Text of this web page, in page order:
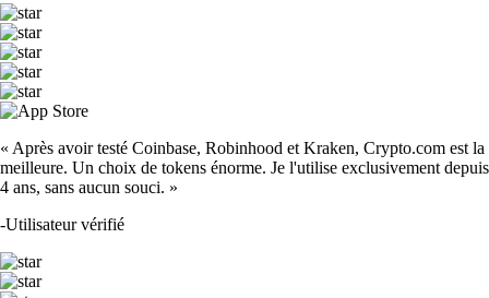
« Après avoir testé Coinbase, Robinhood et Kraken, Crypto.com est la
meilleure. Un choix de tokens énorme. Je l'utilise exclusivement depuis
4 ans, sans aucun souci. »
-Utilisateur vérifié